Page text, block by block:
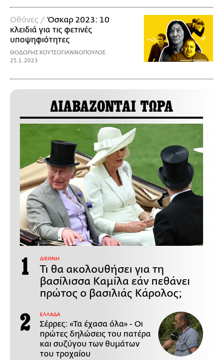
Οθόνες /Όσκαρ 2023: 10
κλειδιά για τις φετινές
υποψηφιότητες
ΘΟΔΩΡΗΣ ΚΟΥΤΣΟΓΙΑΝΝΟΠΟΥΛΟΣ
25.1.2023
ΔΙΑΒΑΖΟΝΤΑΙ ΤΩΡΑ
ΔΙΕΘΝΗ
Τι θα ακολουθήσει για τη
βασίλισσα Καμίλα εάν πεθάνει
πρώτος ο βασιλιάς Κάρολος;
ΕΛΛΑΔΑ
Σέρρες: «Τα έχασα όλα» - Οι
πρώτες δηλώσεις του πατέρα
και συζύγου των θυμάτων
του τροχαίου